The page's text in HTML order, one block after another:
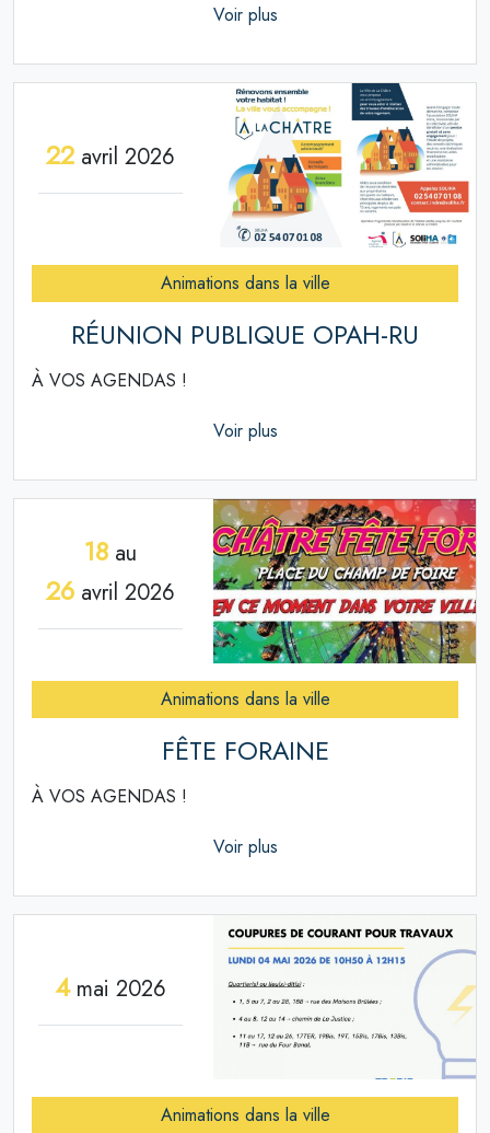
Voir plus
22avril 2026
Animations dans la ville
RÉUNION PUBLIQUE OPAH-RU
À VOS AGENDAS !
Voir plus
18au
26avril 2026
Animations dans la ville
FÊTE FORAINE
À VOS AGENDAS !
Voir plus
4mai 2026
Animations dans la ville